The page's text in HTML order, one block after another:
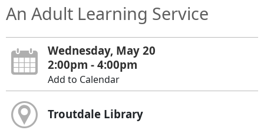
An Adult Learning Service
Wednesday, May 20
2:00pm - 4:00pm
Add to Calendar
Troutdale Library